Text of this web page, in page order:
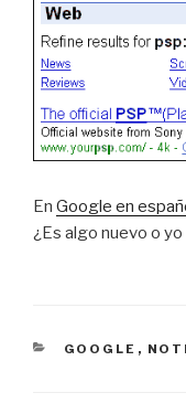
En Google en
¿Es algo nuevo o
CATEGORÍAS
GOOGLE ,